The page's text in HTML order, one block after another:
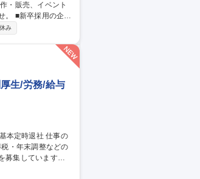
・販売、イベント
企
込んで、メイン担
かつ成長できる組織
み
生/労務/給与
・年末調整などの
募集しています。
業務■所得税対